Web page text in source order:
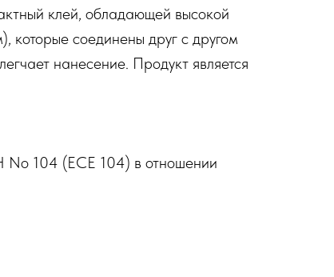
клей, обладающей высокой
соединены друг с другом
нанесение. Продукт является
No 104 (ЕСЕ 104) в отношении